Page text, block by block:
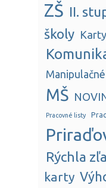
ZŠ II.
školy
MŠ
Pracovné listy
Rýchla
karty